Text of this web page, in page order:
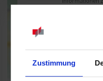
Zustimmung
Informationen